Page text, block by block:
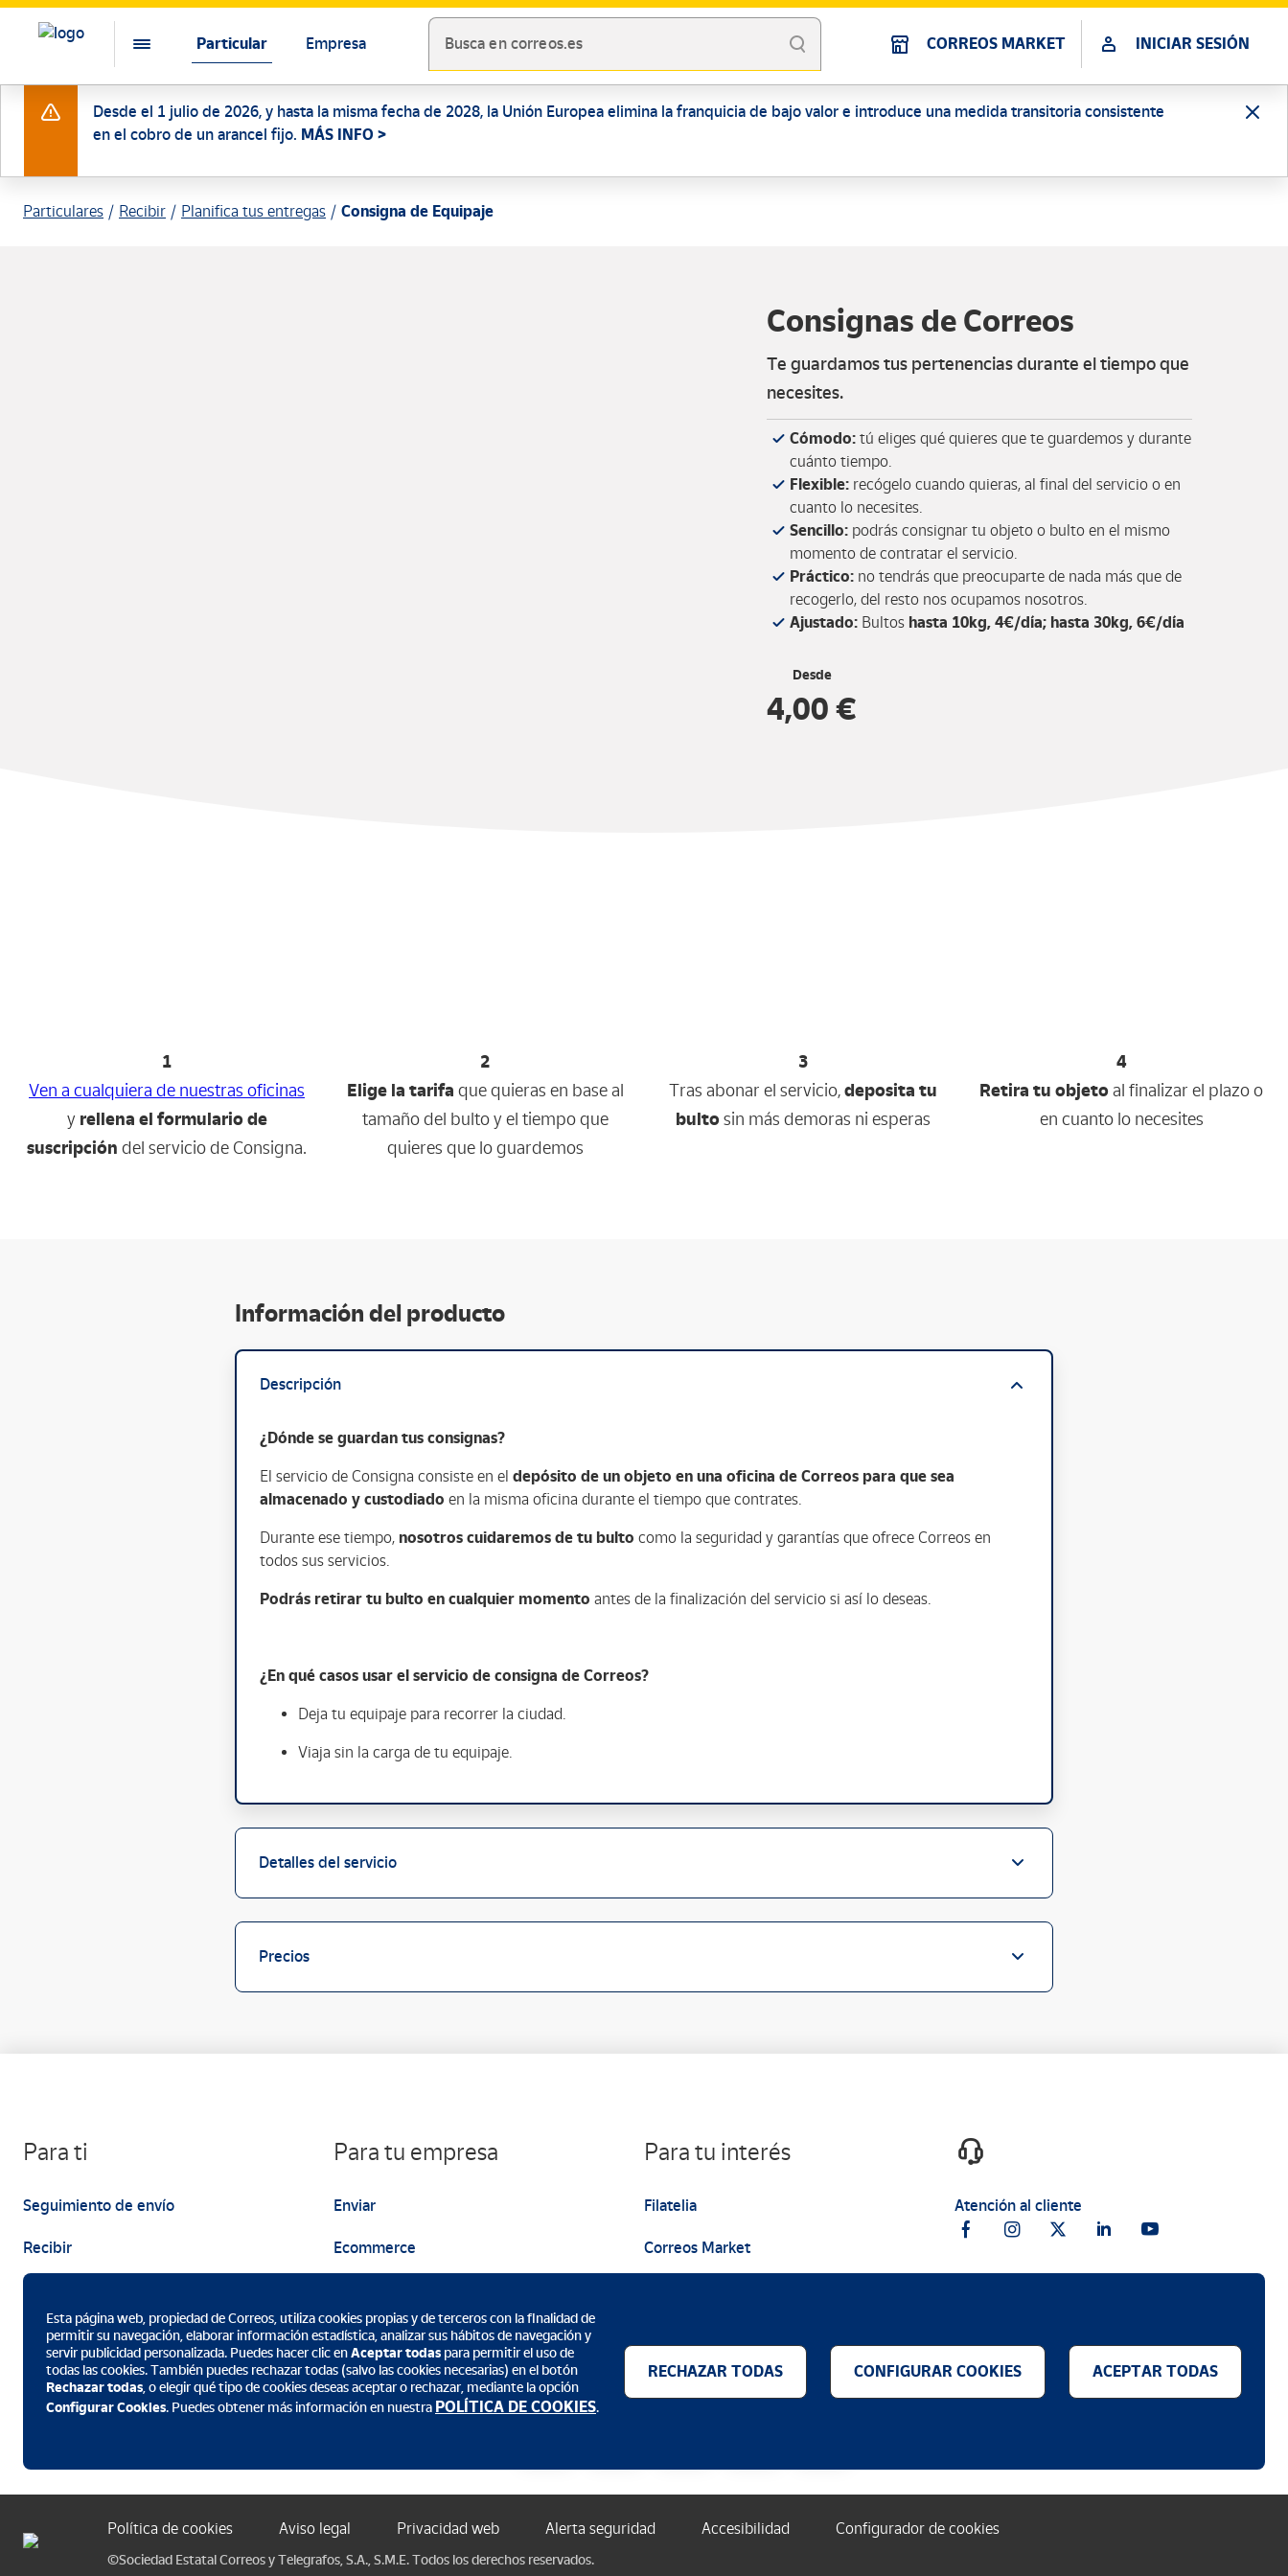
Particular Empresa Busca en correos.es CORREOS MARKET INICIAR SESIÓN
Desde el 1 julio de 2026, y hasta la misma fecha de 2028, la Unión Europea elimina la franquicia de bajo valor e introduce una medida transitoria consistente
en el cobro de un arancel fijo. MÁS INFO >
Particulares Recibir Planifica tus entregas Consigna de Equipaje
Consignas de Correos
Te guardamos tus pertenencias durante el tiempo que
necesites.
Cómodo: tú eliges qué quieres que te guardemos y durante
cuánto tiempo.
Flexible: recógelo cuando quieras, al final del servicio o en
cuanto lo necesites.
Sencillo: podrás consignar tu objeto o bulto en el mismo
momento de contratar el servicio.
Práctico: no tendrás que preocuparte de nada más que de
recogerlo, del resto nos ocupamos nosotros.
Ajustado: Bultos hasta 10kg, 4€/día; hasta 30kg, 6€/día
Desde
4,00 €
1
Ven a cualquiera de nuestras oficinas
y rellena el formulario de
suscripción del servicio de Consigna.
2
Elige la tarifa que quieras en base al
tamaño del bulto y el tiempo que
quieres que lo guardemos
3
Tras abonar el servicio,deposita tu
bultosin más demoras ni esperas
4
Retira tu objetoal finalizar el plazo o
en cuanto lo necesites
Información del producto
Descripción
¿Dónde se guardan tus consignas?
El servicio de Consigna consiste en el depósito de un objeto en una oficina de Correos para que sea
almacenado y custodiado en la misma oficina durante el tiempo que contrates.
Durante ese tiempo,nosotros cuidaremos de tu bulto como la seguridad y garantías que ofrece Correos en
todos sus servicios.
Podrás retirar tu bulto en cualquier momento antes de la finalización del servicio si así lo deseas.
¿En qué casos usar el servicio de consigna de Correos?
Deja tu equipaje para recorrer la ciudad.
Viaja sin la carga de tu equipaje.
Detalles del servicio
Precios
Para ti
Seguimiento de envío
Recibir
Para tu empresa
Enviar
Ecommerce
Para tu interés
Filatelia
Correos Market
Atención al cliente
Descarga la App de Correos Métodos de pago .
Política de cookies Aviso legal Privacidad web Alerta seguridad Accesibilidad Configurador de cookies
©Sociedad Estatal Correos y Telegrafos, S.A., S.M.E. Todos los derechos reservados.
Esta página web, propiedad de Correos, utiliza cookies propias y de terceros con la finalidad de
permitir su navegación, elaborar información estadística, analizar sus hábitos de navegación y
servir publicidad personalizada. Puedes hacer clic enAceptar todas para permitir el uso de
todas las cookies. También puedes rechazar todas (salvo las cookies necesarias) en el botón
Rechazar todas, o elegir qué tipo de cookies deseas aceptar o rechazar, mediante la opción
Configurar Cookies. Puedes obtener más información en nuestra POLÍTICA DE COOKIES.
RECHAZAR TODAS CONFIGURAR COOKIES ACEPTAR TODAS